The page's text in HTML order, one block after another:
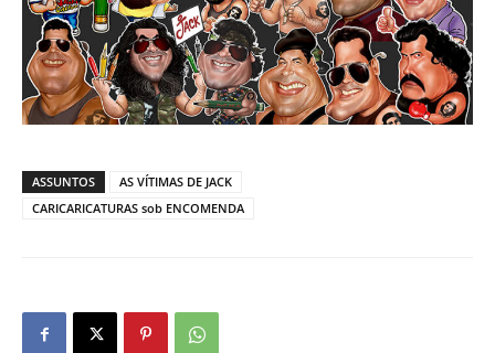
ASSUNTOS
AS VÍTIMAS DE JACK
CARICARICATURAS sob ENCOMENDA